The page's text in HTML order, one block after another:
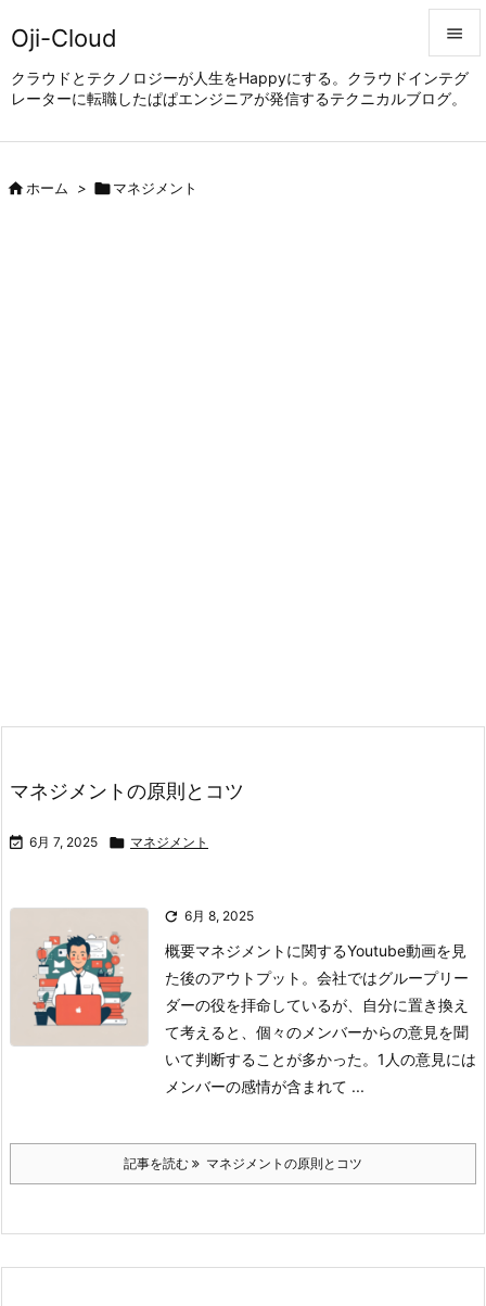
Oji-Cloud
クラウドとテクノロジーが人生をHappyにする。クラウドインテグ
レーターに転職したぱぱエンジニアが発信するテクニカルブログ。


メニュ
ホーム > マネジメント
マネジメントの原則とコツ
 6月 7, 2025  マネジメント
 6月 8, 2025
概要マネジメントに関するYoutube動画を見
た後のアウトプット。 会社ではグループリー
ダーの役を拝命しているが、自分に置き換え
て考えると、個々のメンバーからの意見を聞
いて判断することが多かった。1人の意見には
メンバーの感情が含まれて ...
記事を読む マネジメントの原則とコツ